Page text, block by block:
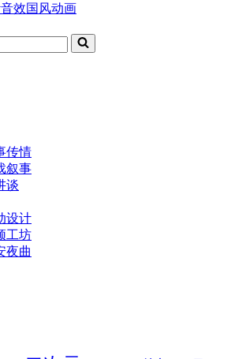
音效国风动画
传情
叙事
谈
设计
工坊
夜曲